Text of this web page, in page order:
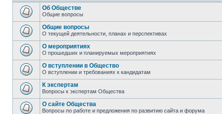
Об Обществе
Общие вопросы
Общие вопросы
О текущей деятельности, планах и перспективах
О мероприятиях
О прошедших и планируемых мероприятиях
О вступлении в Общество
О вступлении и требованиях к кандидатам
К экспертам
Вопросы к экспертам Общества
О сайте Общества
Вопросы по работе и предложения по развитию сайта и форума